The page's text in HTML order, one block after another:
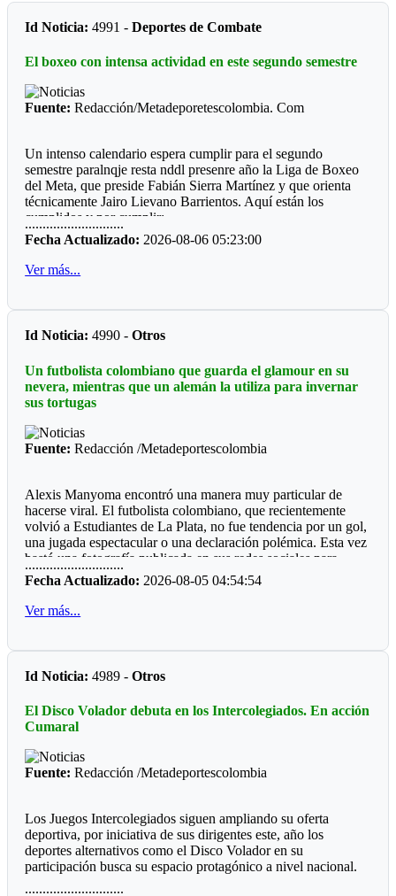
Id Noticia: 4991 -Deportes de Combate
El boxeo con intensa actividad en este segundo semestre
Fuente: Redacción/Metadeporetescolombia. Com
Un intenso calendario espera cumplir para el segundo
semestre paralnqje resta nddl presenre año la Liga de Boxeo
del Meta, que preside Fabián Sierra Martínez y que orienta
técnicamente Jairo Lievano Barrientos. Aquí están los
cumplidos y por cumplir:
"Guamal *
El pasado fin de semana se cumplió en el polideportivo del
patrocinada por el alcalde a José Fernando Peña Rabelo y
comunidad deportiva, hubo dos pantallas LED, sonido
profesional, juego de luces, quince combates y una buena
asistencia de público.
*Mesetas *
un campeonato de departamental, ya que hace presencia la
gran mayoría municipios do de hay boxeo.
Por qué será, que las entidades deporte, ya sean del orden
departamental o municipal le hacen "el feo" a eventos, que
valen la pena ver los recursos del Estado bien invertidos.
............................
Fecha Actualizado: 2026-08-06 05:23:00
Ver más...
Id Noticia: 4990 -Otros
Un futbolista colombiano que guarda el glamour en su
nevera, mientras que un alemán la utiliza para invernar
sus tortugas
Fuente: Redacción /Metadeportescolombia
Alexis Manyoma encontró una manera muy particular de
hacerse viral. El futbolista colombiano, que recientemente
volvió a Estudiantes de La Plata, no fue tendencia por un gol,
una jugada espectacular o una declaración polémica. Esta vez
bastó una fotografía publicada en sus redes sociales para
despertar la curiosidad de miles de personas: un refrigerador
completamente lleno de perfumes.
La imagen sorprendió porque, al abrir la nevera, no aparecían
distintas fragancias perfectamente acomodados en los
compartimentos. Mientras muchos deportistas presumen
autos, relojes o camisetas, Manyoma llamó la atención
habitual de conservarla.
*Reacciones*
Como era de esperarse, las redes sociales reaccionaron de
almorzaría un perfume de la marca Lattafa, mientras algunos
recordaron la famosa frase de Teófilo Gutiérrez: “Perfume
europeo, papi”. En pocas horas, la publicación acumuló miles
de reacciones.
............................
Fecha Actualizado: 2026-08-05 04:54:54
Ver más...
Id Noticia: 4989 -Otros
El Disco Volador debuta en los Intercolegiados. En acción
Cumaral
Fuente: Redacción /Metadeportescolombia
Los Juegos Intercolegiados siguen ampliando su oferta
deportiva, por iniciativa de sus dirigentes este, año los
deportes alternativos como el Disco Volador en su
participación busca su espacio protagónico a nivel nacional.
............................